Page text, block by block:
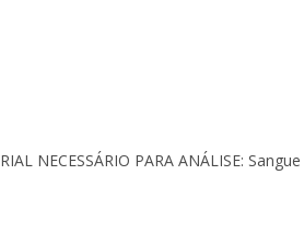
NECESSÁRIO PARA ANÁLISE: Sangue